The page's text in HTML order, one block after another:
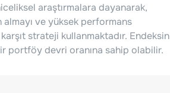
araştırmalara dayanarak,
almayı ve yüksek performans
strateji kullanmaktadır. Endeksin
portföy devri oranına sahip olabilir.